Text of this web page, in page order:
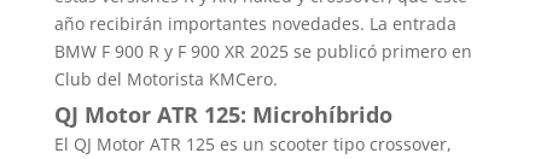
año recibirán importantes novedades. La entrada
BMW F 900 R y F 900 XR 2025 se publicó primero en
Club del Motorista KMCero.
QJ Motor ATR 125: Microhíbrido
El QJ Motor ATR 125 es un scooter tipo crossover,